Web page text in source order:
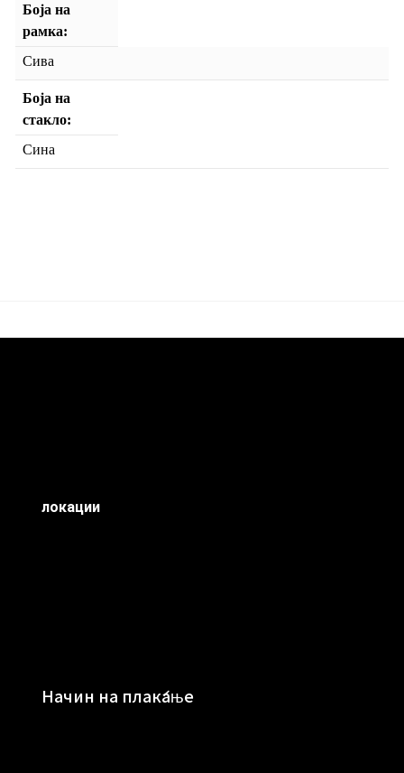
Боја на
рамка
Сива
Боја на
стакло
Сина
локации
Начин на плаќање